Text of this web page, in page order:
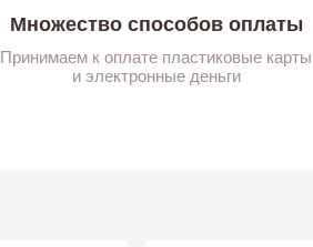
Множество способов оплаты
Принимаем к оплате пластиковые карты
и электронные деньги